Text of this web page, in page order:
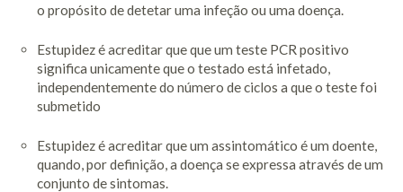
o propósito de detetar uma infeção ou uma doença.
Estupidez é acreditar que que um teste PCR positivo
significa unicamente que o testado está infetado,
independentemente do número de ciclos a que o teste foi
submetido
Estupidez é acreditar que um assintomático é um doente,
quando, por definição, a doença se expressa através de um
conjunto de sintomas.